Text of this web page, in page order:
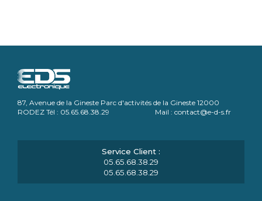
87, Avenue de la Gineste Parc d'activités de la Gineste 12000
RODEZ Tél : 05.65.68.38.29 Mail : contact@e-d-s.fr
05.65.68.38.29
05.65.68.38.29